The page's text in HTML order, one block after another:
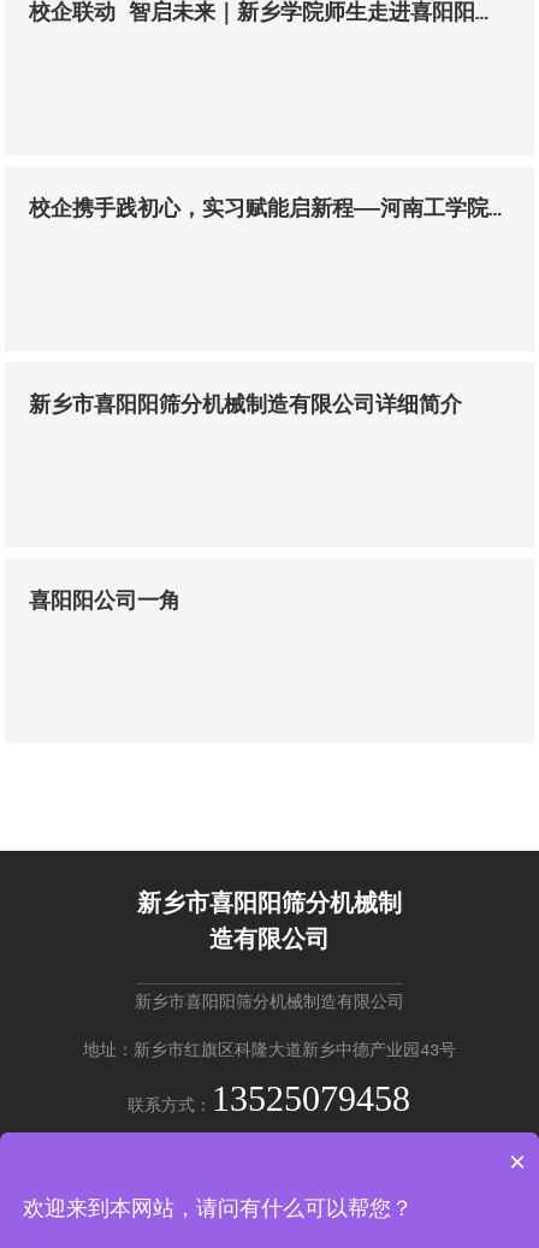
校企联动 智启未来｜新乡学院师生走进喜阳阳机械，共探精密制造新征程
校企携手践初心，实习赋能启新程——河南工学院商务英语学生走进新乡市喜阳阳筛分机械制造有限公司开展毕业实习
新乡市喜阳阳筛分机械制造有限公司详细简介
喜阳阳公司一角
新乡市喜阳阳筛分机械制
造有限公司
新乡市喜阳阳筛分机械制造有限公司
地址：新乡市红旗区科隆大道新乡中德产业园43号
联系方式： 13525079458
×
欢迎来到本网站，请问有什么可以帮您？